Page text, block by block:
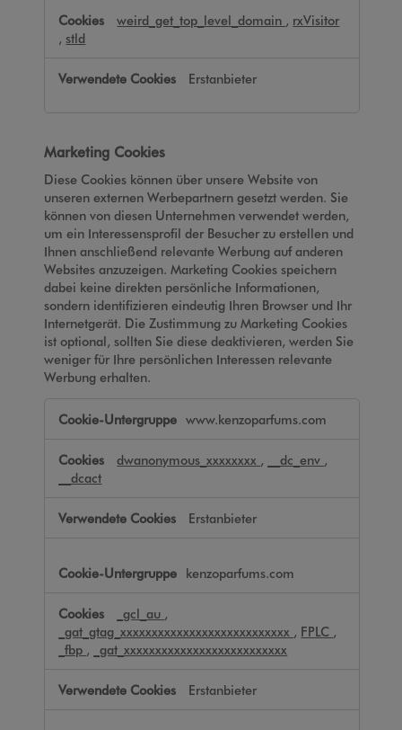
weird_get_top_level_domain , rxVisitor
,stld
Erstanbieter
Marketing Cookies
Diese Cookies können über unsere Website von
unseren externen Werbepartnern gesetzt werden. Sie
können von diesen Unternehmen verwendet werden,
um ein Interessensprofil der Besucher zu erstellen und
Ihnen anschließend relevante Werbung auf anderen
Websites anzuzeigen. Marketing Cookies speichern
dabei keine direkten persönliche Informationen,
sondern identifizieren eindeutig Ihren Browser und Ihr
Internetgerät. Die Zustimmung zu Marketing Cookies
ist optional, sollten Sie diese deaktivieren, werden Sie
weniger für Ihre persönlichen Interessen relevante
Werbung erhalten.
Cookies
www.kenzoparfums.com
dwanonymous_xxxxxxxx , __dc_env ,
__dcact
Erstanbieter
kenzoparfums.com
_gcl_au ,
_gat_gtag_xxxxxxxxxxxxxxxxxxxxxxxxxxx , FPLC ,
_fbp , _gat_xxxxxxxxxxxxxxxxxxxxxxxxxx
Erstanbieter